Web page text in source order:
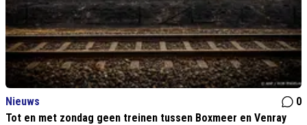
Nieuws
0
Tot en met zondag geen treinen tussen Boxmeer en Venray